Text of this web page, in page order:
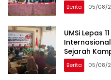
Berita 05/08/
UMSi Lepas
Sejarah
Berita 05/08/